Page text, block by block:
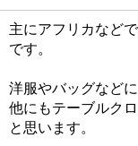
主にアフリカなど
です。
洋服やバッグなど
他にもテーブルク
と思います。